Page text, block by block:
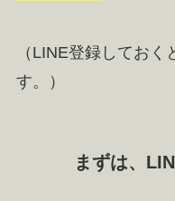
（LINE登録してお
す。）
まずは、